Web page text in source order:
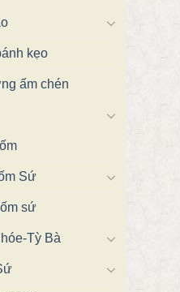
kẹo
ấm chén
Sứ
sứ
Tỳ Bà